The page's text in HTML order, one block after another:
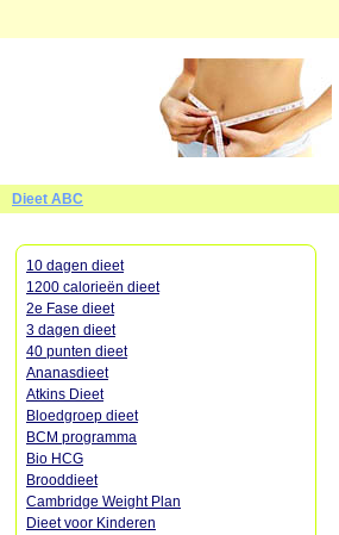
Dieet ABC
10 dagen dieet
1200 calorieën dieet
2e Fase dieet
3 dagen dieet
40 punten dieet
Ananasdieet
Atkins Dieet
Bloedgroep dieet
BCM programma
Bio HCG
Brooddieet
Cambridge Weight Plan
Dieet voor Kinderen